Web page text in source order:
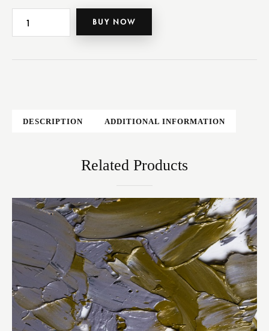
BUY NOW
DESCRIPTION ADDITIONAL INFORMATION
Related Products